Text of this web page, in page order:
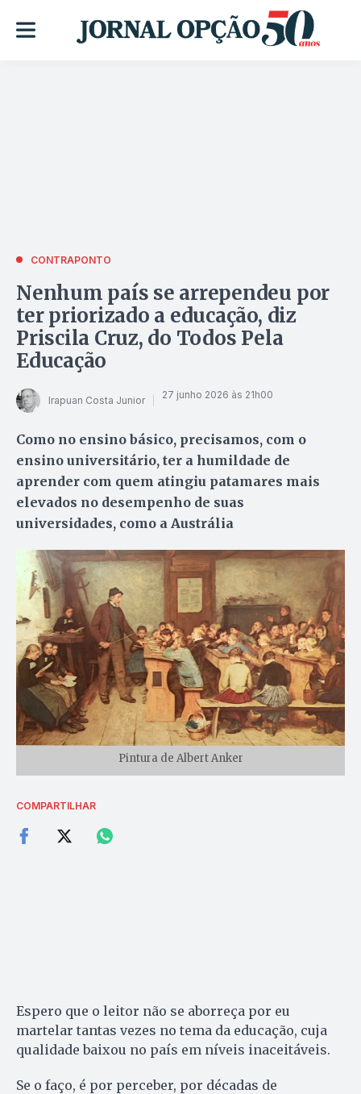
CONTRAPONTO
Nenhum país se arrependeu por
ter priorizado a educação, diz
Priscila Cruz, do Todos Pela
Educação
Irapuan Costa Junior 27 junho 2026 às 21h00
Como no ensino básico, precisamos, com o
ensino universitário, ter a humildade de
aprender com quem atingiu patamares mais
elevados no desempenho de suas
universidades, como a Austrália
Pintura de Albert Anker
COMPARTILHAR
Espero que o leitor não se aborreça por eu
martelar tantas vezes no tema da educação, cuja
qualidade baixou no país em níveis inaceitáveis.
Se o faço, é por perceber, por décadas de